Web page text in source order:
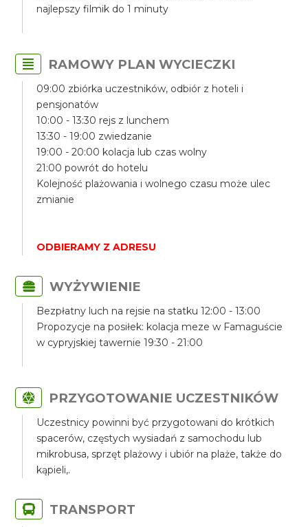
najlepszy filmik do 1 minuty
RAMOWY PLAN WYCIECZKI
09:00 zbiórka uczestników, odbiór z hoteli i
pensjonatów
10:00 - 13:30 rejs z lunchem
13:30 - 19:00 zwiedzanie
19:00 - 20:00 kolacja lub czas wolny
21:00 powrót do hotelu
Kolejność plażowania i wolnego czasu może ulec
zmianie
ODBIERAMY Z ADRESU
WYŻYWIENIE
Bezpłatny luch na rejsie na statku 12:00 - 13:00
Propozycje na posiłek: kolacja meze w Famaguście
w cypryjskiej tawernie 19:30 - 21:00
PRZYGOTOWANIE UCZESTNIKÓW
Uczestnicy powinni być przygotowani do krótkich
spacerów, częstych wysiadań z samochodu lub
mikrobusa, sprzęt plażowy i ubiór na plaże, także do
kąpieli,.
TRANSPORT